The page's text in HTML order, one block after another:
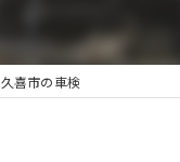
久喜市の車検